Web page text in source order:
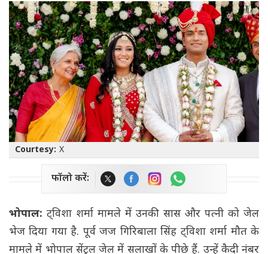
Courtesy: X
फॉलो करें:
भोपाल: ट्विशा शर्मा मामले में उनकी सास और पत्नी को जेल
भेज दिया गया है. पूर्व जज गिरिबाला सिंह ट्विशा शर्मा मौत के
मामले में भोपाल सेंट्रल जेल में सलाखों के पीछे हैं. उन्हें कैदी नंबर